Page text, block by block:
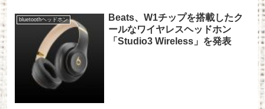
bluetoothヘッドホン
Beats、W1チップを搭載したク
ールなワイヤレスヘッドホン
「Studio3 Wireless」を発表